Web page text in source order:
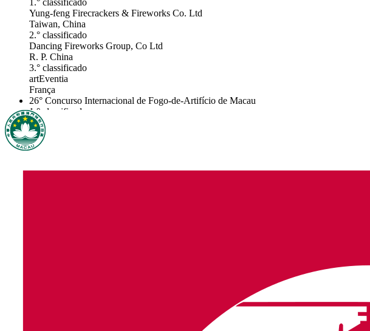
Yung-feng Firecrackers & Fireworks Co. Ltd
Taiwan, China
2.° classificado
Dancing Fireworks Group, Co Ltd
R. P. China
3.° classificado
artEventia
França
26° Concurso Internacional de Fogo-de-Artifício de Macau
1.° classificado
Hunan Jingtai Fireworks Co., Ltd
R. P. China
2.° classificado
24° Concurso Internacional de Fogo-de-Artifício de Macau